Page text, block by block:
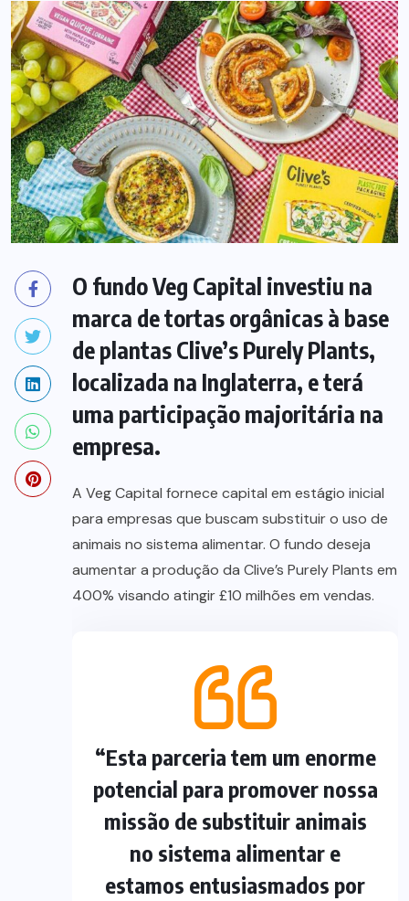
O fundo Veg Capital investiu na
marca de tortas orgânicas à base
de plantas Clive’s Purely Plants,
localizada na Inglaterra, e terá
uma participação majoritária na
empresa.
A Veg Capital fornece capital em estágio inicial
para empresas que buscam substituir o uso de
animais no sistema alimentar. O fundo deseja
aumentar a produção da Clive’s Purely Plants em
400% visando atingir £10 milhões em vendas.
“Esta parceria tem um enorme
potencial para promover nossa
missão de substituir animais
no sistema alimentar e
estamos entusiasmados por